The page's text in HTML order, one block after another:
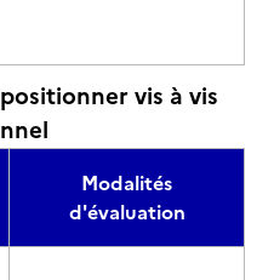
vis à vis
Modalités
d'évaluation